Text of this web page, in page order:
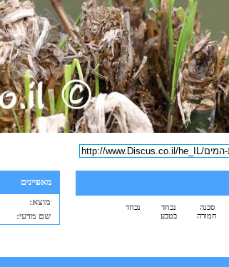
מאפיינים
מוצא:
שם מדעי:
סכנה
חמורה
נכחד
בטבע
נכחד